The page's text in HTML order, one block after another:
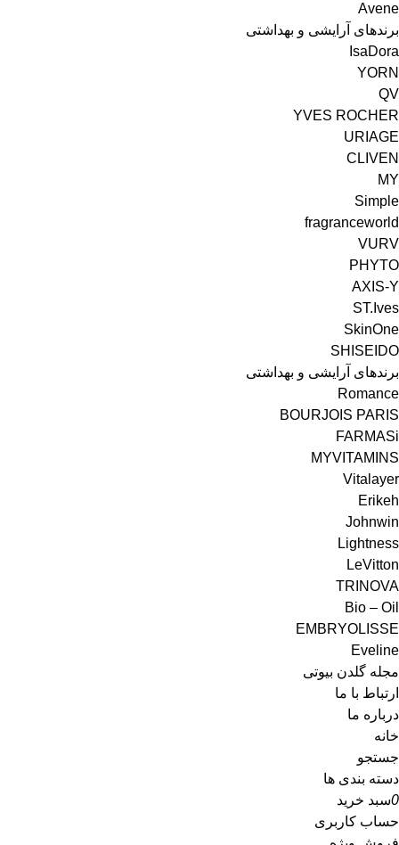
Avene
برندهای آرایشی و بهداشتی
IsaDora
YORN
YVES ROCHER
URIAGE
CLIVEN
MY
Simple
fragranceworld
VURV
PHYTO
ST.Ives
SkinOne
SHISEIDO
برندهای آرایشی و بهداشتی
Romance
BOURJOIS PARIS
FARMASi
MYVITAMINS
Vitalayer
Erikeh
Johnwin
Lightness
LeVitton
TRINOVA
Bio – Oil
EMBRYOLISSE
Eveline
مجله گلدن بیوتی
ارتباط با ما
درباره ما
خانه
جستجو
دسته بندی ها
0سبد خرید
حساب کاربری